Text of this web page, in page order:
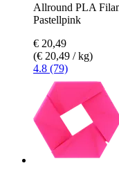
Allround PLA
Pastellpink
€ 20,49
(€ 20,49 / kg)
4.8 (79)